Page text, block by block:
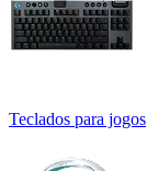
Teclados para jogos